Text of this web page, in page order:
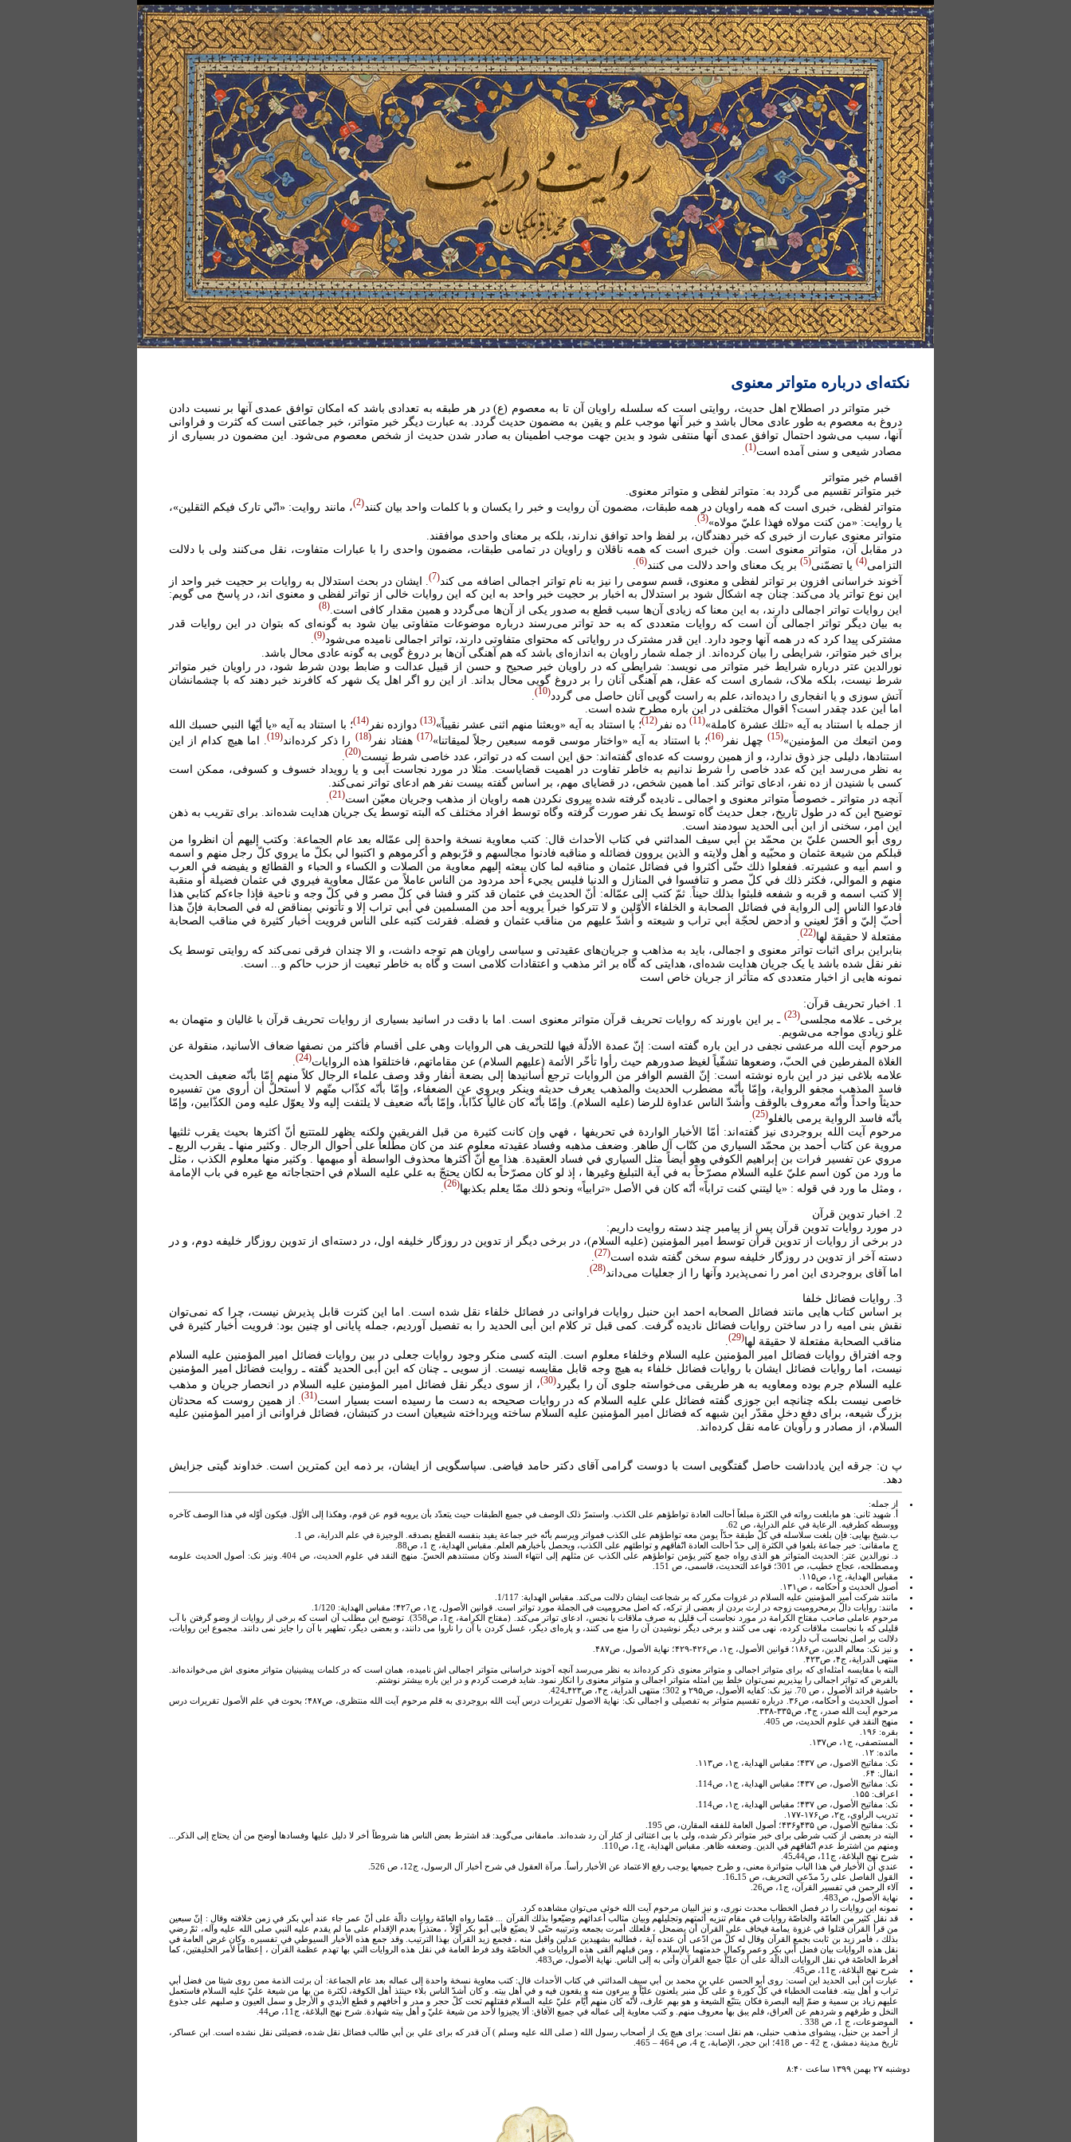
نکته‌ای درباره متواتر معنوی
خبر متواتر در اصطلاح اهل حديث، روايتی است که سلسله راويان آن تا به معصوم (ع) در هر طبقه به تعدادی باشد که امکان توافق عمدی آنها بر نسبت دادن
دروغ به معصوم به طور عادی محال باشد و خبر آنها موجب علم و يقين به مضمون حديث گردد. به عبارت ديگر خبر متواتر، خبر جماعتی است که کثرت و فراوانی
آنها، سبب می‌شود احتمال توافق عمدی آنها منتفی شود و بدين جهت موجب اطمينان به صادر شدن حديث از شخص معصوم می‌شود. اين مضمون در بسياری از
مصادر شيعی و سنی آمده است 1
اقسام خبر متواتر
خبر متواتر تقسيم مى گردد به: متواتر لفظى و متواتر معنوى.
متواتر لفظی، خبری است که همه راويان در همه طبقات، مضمون آن روايت و خبر را يکسان و با کلمات واحد بيان کنند 2 ، مانند روايت: «انّي تارک فيکم الثقلين»،
يا روايت: «من کنت مولاه فهذا عليّ مولاه» 3
متواتر معنوى عبارت از خبرى که خبر دهندگان، بر لفظ واحد توافق ندارند، بلکه بر معناى واحدى موافقند.
در مقابل آن، متواتر معنوى است. وآن خبری است که همه ناقلان و راويان در تمامی طبقات، مضمون واحدی را با عبارات متفاوت، نقل می‌کنند ولى با دلالت
التزامى 4 يا تضمّنی 5 بر يک معناى واحد دلالت مى کنند 6
آخوند خراسانى افزون بر تواتر لفظى و معنوى، قسم سومى را نيز به نام تواتر اجمالى اضافه مى کند 7 . ايشان در بحث استدلال به روايات بر حجيت خبر واحد از
اين نوع تواتر ياد می‌کند: چنان چه اشکال شود بر استدلال به اخبار بر حجيت خبر واحد به اين که اين روايات خالى از تواتر لفظى و معنوى اند، در پاسخ مى گويم:
اين روايات تواتر اجمالى دارند، به اين معنا که زيادى آن‌ها سبب قطع به صدور يکى از آن‌ها مى‌گردد و همين مقدار کافى است.
8
به بيان ديگر تواتر اجمالی آن است که روايات متعددی که به حد تواتر می‌رسند درباره موضوعات متفاوتی بيان شود به گونه‌ای که بتوان در اين روايات قدر
مشترکی پيدا کرد که در همه آنها وجود دارد. اين قدر مشترک در رواياتی که محتوای متفاوتی دارند، تواتر اجمالی ناميده می‌شود 9
براى خبر متواتر، شرايطى را بيان کرده‌اند. از جمله شمار راويان به اندازه‌اى باشد که هم آهنگى آن‌ها بر دروغ گويى به گونه عادى محال باشد.
نورالدين عتر درباره شرايط خبر متواتر مى نويسد: شرايطى که در راويان خبر صحيح و حسن از قبيل عدالت و ضابط بودن شرط شود، در راويان خبر متواتر
شرط نيست، بلکه ملاک، شمارى است که عقل، هم آهنگى آنان را بر دروغ گويى محال بداند. از اين رو اگر اهل يک شهر که کافرند خبر دهند که با چشمانشان
آتش سوزى و يا انفجارى را ديده‌اند، علم به راست گويى آنان حاصل مى گردد 10
اما اين عدد چقدر است؟ اقوال مختلفی در اين باره مطرح شده است.
از جمله با استناد به آيه «تلك عشرة كاملة» 11 ده نفر 12 ؛ با استناد به آيه «وبعثنا منهم اثنی عشر نقيباً» 13 دوازده نفر 14 ؛ با استناد به آيه «يا أيّها النبي حسبك الله
ومن اتبعك من المؤمنين» 15 چهل نفر 16 ؛ با استناد به آيه «واختار موسی قومه سبعين رجلاً لميقاتنا» 17 هفتاد نفر 18 را ذکر کرده‌اند 19
. اما هيچ کدام از اين
استنادها، دليلی جز ذوق ندارد، و از همين روست که عده‌ای گفته‌اند: حق اين است که در تواتر، عدد خاصى شرط نيست 20
به نظر می‌رسد اين که عدد خاصی را شرط ندانيم به خاطر تفاوت در اهميت قضاياست. مثلا در مورد نجاست آبی و يا رويداد خسوف و کسوفی، ممکن است
کسی با شنيدن از ده نفر، ادعای تواتر کند. اما همين شخص، در قضايای مهم، بر اساس گفته بيست نفر هم ادعای تواتر نمی‌کند.
آنچه در متواتر ـ خصوصاً متواتر معنوی و اجمالی ـ ناديده گرفته شده پيروی نکردن همه راويان از مذهب وجريان معيّن است 21
توضيح اين که در طول تاريخ، جعل حديث گاه توسط يک نفر صورت گرفته وگاه توسط افراد مختلف که البته توسط يک جريان هدايت شده‌اند. برای تقريب به ذهن
اين امر، سخنی از ابن أبی الحديد سودمند است.
روى أبو الحسن عليّ بن محمّد بن أبي سيف المدائني في كتاب الأحداث قال‏: كتب معاوية نسخة واحدة إلى عمّاله بعد عام الجماعة: وكتب إليهم أن انظروا من
قبلكم من شيعة عثمان و محبّيه و أهل ولايته و الذين يروون فضائله و مناقبه فادنوا مجالسهم و قرّبوهم و أكرموهم و اكتبوا لي بكلّ ما يروي كلّ رجل منهم و اسمه
و اسم أبيه و عشيرته. ففعلوا ذلك حتّى أكثروا في فضائل عثمان و مناقبه لما كان يبعثه إليهم معاوية من الصلات و الكساء و الحباء و القطائع و يفيضه في العرب
منهم و الموالي، فكثر ذلك في كلّ مصر و تنافسوا في المنازل و الدنيا فليس يجي‏ء أحد مردود من الناس عاملاً من عمّال معاوية فيروي في عثمان فضيلة أو منقبة
إلا كتب اسمه و قربه و شفعه فلبثوا بذلك حيناً. ثمّ كتب إلى عمّاله: أنّ الحديث في عثمان قد كثر و فشا في كلّ مصر و في كلّ وجه و ناحية فإذا جاءكم كتابي هذا
فادعوا الناس إلى الرواية في فضائل الصحابة و الخلفاء الأوّلين و لا تتركوا خبراً يرويه أحد من المسلمين في أبي تراب إلا و تأتوني بمناقض له في الصحابة فإنّ هذا
أحبّ إليّ و أقرّ لعيني و أدحض لحجّة أبي تراب و شيعته و أشدّ عليهم من مناقب عثمان و فضله. فقرئت كتبه على الناس فرويت أخبار كثيرة في مناقب الصحابة
مفتعلة لا حقيقة لها 22
بنابراين برای اثبات تواتر معنوی و اجمالی، بايد به مذاهب و جريان‌های عقيدتی و سياسی راويان هم توجه داشت، و الا چندان فرقی نمی‌کند که روايتی توسط يک
نفر نقل شده باشد يا يک جريان هدايت شده‌ای، هدايتی که گاه بر اثر مذهب و اعتقادات کلامی است و گاه به خاطر تبعيت از حزب حاکم و... است.
نمونه هايی از اخبار متعددی که متأثر از جريان خاص است
1. اخبار تحريف قرآن:
برخی ـ علامه مجلسی 23
ـ بر اين باورند که روايات تحريف قرآن متواتر معنوی است. اما با دقت در اسانيد بسياری از روايات تحريف قرآن با غاليان و متهمان به
غلو زيادی مواجه می‌شويم.
مرحوم آيت الله مرعشی نجفی در اين باره گفته است: إنّ عمدة الأدلّة فيها للتحريف هي الروايات وهي على أقسام فأكثر من نصفها ضعاف الأسانيد، منقولة عن
الغلاة المفرطين في الحبّ، وضعوها تشفّياً لغيظ صدورهم حيث رأوا تأخّر الأئمة (عليهم السلام) عن مقاماتهم، فاختلقوا هذه الروايات‏ 24
علامه بلاغی نيز در اين باره نوشته است: إنّ القسم الوافر من الروايات ترجع أسانيدها إلى بضعة أنفار وقد وصف علماء الرجال كلاً منهم إمّا بأنّه ضعيف الحديث
فاسد المذهب مجفو الرواية، وإمّا بأنّه مضطرب الحديث والمذهب يعرف حديثه وينكر ويروي عن الضعفاء، وإمّا بأنّه كذّاب متّهم لا أستحلّ أن أروي من تفسيره
حديثاً واحداً وأنّه معروف بالوقف وأشدّ الناس عداوة للرضا (عليه السلام). وإمّا بأنّه كان غالياً كذّاباً، وإمّا بأنّه ضعيف لا يلتفت إليه ولا يعوّل عليه ومن الكذّابين، وإمّا
بأنّه فاسد الرواية يرمى بالغلو 25
مرحوم آيت الله بروجردی نيز گفته‌اند: أمّا الأخبار الواردة في تحريفها ، فهي وإن كانت كثيرة من قبل الفريقين ولكنه يظهر للمتتبع أنّ أكثرها بحيث يقرب ثلثيها
مروية عن كتاب أحمد بن محمّد السياري من كتّاب آل طاهر. وضعف مذهبه وفساد عقيدته معلوم عند من كان مطّلعاً على أحوال الرجال . وكثير منها ـ يقرب الربع ـ
مروي عن تفسير فرات بن إبراهيم الكوفي وهو أيضاً مثل السياري في فساد العقيدة. هذا مع أنّ أكثرها محذوف الواسطة أو مبهمها . وكثير منها معلوم الكذب ، مثل
ما ورد من كون اسم عليّ عليه السلام مصرّحاً به في آية التبليغ وغيرها ، إذ لو كان مصرّحاً به لكان يحتجّ به علي عليه السلام في احتجاجاته مع غيره في باب الإمامة
، ومثل ما ورد في قوله : «يا ليتني كنت تراباً» أنّه كان في الأصل «ترابياً» ونحو ذلك ممّا يعلم بكذبها 26
2. اخبار تدوين قرآن
در مورد روايات تدوين قرآن پس از پيامبر چند دسته روايت داريم:
در برخی از روايات از تدوين قرآن توسط امير المؤمنين (عليه السلام)، در برخی ديگر از تدوين در روزگار خليفه اول، در دسته‌ای از تدوين روزگار خليفه دوم، و در
دسته آخر از تدوين در روزگار خليفه سوم سخن گفته شده است 27
اما آقای بروجردی اين امر را نمی‌پذيرد وآنها را از جعليات می‌داند 28
3. روايات فضائل خلفا
بر اساس کتاب هايی مانند فضائل الصحابه احمد ابن حنبل روايات فراوانی در فضائل خلفاء نقل شده است. اما اين کثرت قابل پذيرش نيست، چرا که نمی‌توان
نقش بنی اميه را در ساختن روايات فضائل ناديده گرفت. کمی قبل تر کلام ابن أبی الحديد را به تفصيل آورديم، جمله پايانی او چنين بود: فرويت أخبار كثيرة في
مناقب الصحابة مفتعلة لا حقيقة لها 29
.
وجه افتراق روايات فضائل امير المؤمنين عليه السلام وخلفاء معلوم است. البته کسی منکر وجود روايات جعلی در بين روايات فضائل امير المؤمنين عليه السلام
نيست، اما روايات فضائل ايشان با روايات فضائل خلفاء به هيچ وجه قابل مقايسه نيست. از سويی ـ چنان که ابن أبی الحديد گفته ـ روايت فضائل امير المؤمنين
عليه السلام جرم بوده ومعاويه به هر طريقی می‌خواسته جلوی آن را بگيرد 30 ، از سوی ديگر نقل فضائل امير المؤمنين عليه السلام در انحصار جريان و مذهب
خاصی نيست بلکه چنانچه ابن جوزی گفته فضائل علي عليه السلام که در روايات صحيحه به دست ما رسيده است بسيار است 31 . از همين روست که محدثان
بزرگ شيعه، برای دفعِ دخلِ مقدّر اين شبهه که فضائل امير المؤمنين عليه السلام ساخته وپرداخته شيعيان است در کتبشان، فضائل فراوانی از امير المؤمنين عليه
السلام، از مصادر و راويان عامه نقل کرده‌اند.
پ ن: جرقه اين يادداشت حاصل گفتگويی است با دوست گرامی آقای دکتر حامد فياضی. سپاسگويی از ايشان، بر ذمه اين کمترين است. خداوند گيتی جزايش
دهد.
از جمله:
أ. شهيد ثانى: هو مابلغت رواته في الکثرة مبلغاً أحالت العادة تواطؤهم على الکذب. واستمرّ ذلک الوصف في جميع الطبقات حيث يتعدّد بأن يرويه قوم عن قوم، وهکذا إلى الأوّل. فيکون أوّله في هذا الوصف کآخره
ووسطه کطرفيه. الرعاية في علم الدراية، ص 62.
ب.شيخ بهايى: فإن بلغت سلاسله في کلّ طبقة حدّاً يومن معه تواطؤهم على الکذب فمواتر ويرسم بأنّه خبر جماعة يفيد بنفسه القطع بصدقه. الوجيزة في علم الدراية، ص 1.
ج مامقانى: خبر جماعة بلغوا في الکثرة إلى حدّ أحالت العادة اتّفاقهم و تواطئهم على الکذب، ويحصل بأخبارهم العلم. مقباس الهداية، ج 1، ص88.
د. نورالدين عتر: الحديث المتواتر هو الذى رواه جمع کثير يؤمن تواطؤهم على الکذب عن مثلهم إلى انتهاء السند وکان مستندهم الحسّ. منهج النقد في علوم الحديث، ص 404. ونيز نک: أصول الحديث علومه
ومصطلحه، عجاج خطيب، ص 301؛ قواعد التحديث، قاسمى، ص 151.
مقباس الهداية، ج۱، ص۱۱۵.
أصول الحديث و أحکامه ، ص۱۳۱.
مانند شرکت أمير المؤمنين عليه السلام در غزوات مکرر که بر شجاعت ايشان دلالت می‌کند. مقباس الهداية: 1/117.
مانند: روايات دالّ برمحروميت زوجه در ارث بردن از بعضى از ترکه، که اصل محروميت فى الجملة مورد تواتر است. قوانين الأصول، ج۱، ص۴۲7؛ مقباس الهداية: 1/120.
مرحوم عاملی صاحب مفتاح الکرامة در مورد نجاست آب قليل به صرف ملاقات با نجس، ادعای تواتر می‌کند. (مفتاح الکرامة، ج1، ص358). توضيح اين مطلب آن است که برخى از روايات از وضو گرفتن با آب
قليلى که با نجاست ملاقات کرده، نهى مى کنند و برخى ديگر نوشيدن آن را منع مى کنند، و پاره‌اى ديگر، غسل کردن با آن را ناروا مى دانند، و بعضى ديگر، تطهير با آن را جايز نمى دانند. مجموع اين روايات،
دلالت بر اصل نجاست آب دارد.
و نيز نک: معالم الدين، ص۱۸۶؛ قوانين الأصول، ج۱، ص۴۲۶-۴۲۹؛ نهاية الأصول، ص۴۸۷.
منتهی الدراية، ج۴، ص۴۲۳.
البته با مقايسه امثله‌ای که برای متواتر اجمالی و متواتر معنوی ذکر کرده‌اند به نظر می‌رسد آنچه آخوند خراسانی متواتر اجمالی اش ناميده، همان است که در کلمات پيشينيان متواتر معنوی اش می‌خوانده‌اند.
بالفرض که تواتر اجمالی را بپذيريم نمی‌توان خلط بين امثله متواتر اجمالی و متواتر معنوی را انکار نمود. شايد فرصت کردم و در اين باره بيشتر نوشتم.
حاشية فرائد الأصول ، ص 70. نيز نک: کفايه الأصول، ص۲۹۵ و 302؛ منتهی الدراية، ج۴، ص۴۲۳ـ424.
أصول الحديث و أحکامه، ص۳۶. درباره تقسيم متواتر به تفصيلی و اجمالی نک: نهاية الاصول تقريرات درس آيت الله بروجردی به قلم مرحوم آيت الله منتظری، ص۴۸۷؛ بحوث في علم الأصول تقريرات درس
مرحوم آيت الله صدر، ج۴، ص۳۳۵-۳۳۸.
منهج النقد في علوم الحديث، ص 405.
بقره: ۱۹۶.
المستصفی، ج۱، ص۱۳۷.
مائده: ۱۲.
نک: مفاتيح الاصول، ص ۴۳۷؛ مقباس الهداية، ج۱، ص۱۱۳.
انفال: ۶۴.
نک: مفاتيح الأصول، ص ۴۳۷؛ مقباس الهداية، ج۱، ص114.
اعراف: ۱۵۵.
نک: مفاتيح الأصول، ص ۴۳۷؛ مقباس الهداية، ج۱، ص114.
تدريب الراوی، ج۲، ص۱۷۶-۱۷۷.
نک: مفاتيح الأصول، ص ۴۳۵و۴۳۶؛ أصول العامة للفقه المقارن، ص 195.
البته در بعضی از کتب شرطی برای خبر متواتر ذکر شده، ولی با بی اعتنائی از کنار آن رد شده‌اند. مامقانی می‌گويد: قد اشترط بعض الناس هنا شروطاً أخر لا دليل عليها وفسادها أوضح من أن يحتاج إلی الذکر...
ومنهم من اشترط عدم اتّفاقهم في الدين. وضعفه ظاهر. مقباس الهداية، ج1، ص110.
شرح نهج البلاغة، ج‏11، ص44ـ45.
عندي أن الأخبار في هذا الباب متواترة معنى، و طرح جميعها يوجب رفع الاعتماد عن الأخبار رأساً. مرآة العقول في شرح أخبار آل الرسول، ج‏12، ص 526.
القول الفاصل على ردّ مدّعي التحريف، ص 15ـ16.
آلاء الرحمن في تفسير القرآن، ج1، ص26.
نهاية الأصول، ص483.
نمونه اين روايات را در فصل الخطاب محدث نوری، و نيز البيان مرحوم آيت الله خوئی می‌توان مشاهده کرد.
قد نقل كثير من العامّة والخاصّة روايات في مقام تنزيه أئمتهم وتجليلهم وبيان مثالب أعدائهم وضيّعوا بذلك القرآن ... فمّما رواه العامّة روايات دالّة على أنّ عمر جاء عند أبي بكر في زمن خلافته وقال : إنّ سبعين
من قرأ القرآن قتلوا في غزوة يمامة فيخاف على القرآن أن يضمحل ، فلعلك أمرت بجمعه وترتيبه حتّى لا يضيّع فأبى أبو بكر أوّلاً ، معتذراً بعدم الإقدام على ما لم يقدم عليه النبي صلى الله عليه وآله، ثمّ رضي
بذلك ، فأمر زيد بن ثابت بجمع القرآن وقال له كلّ من ادّعى أن عنده آية ، فطالبه بشهيدين عدلين واقبل منه ، فجمع زيد القرآن بهذا الترتيب. وقد جمع هذه الأخبار السيوطي في تفسيره. وكان غرض العامة في
نقل هذه الروايات بيان فضل أبي بكر وعمر وكمال خدمتهما بالإسلام ، ومن قبلهم ألقى هذه الروايات في الخاصّة وقد فرط العامة في نقل هذه الروايات التي بها تهدم عظمة القرآن ، إعظاماً لأمر الخليفتين، كما
أفرط الخاصّة في نقل الروايات الدالّة على أن عليّاً جمع القرآن وأتى به إلى الناس. نهاية الأصول، ص483.
شرح نهج البلاغة، ج‏11، ص45.
عبارت ابن أبی الحديد اين است: روى أبو الحسن علي بن محمد بن أبي سيف المدائني في كتاب الأحداث قال‏: كتب معاوية نسخة واحدة إلى عماله بعد عام الجماعة: أن برئت الذمة ممن روى شيئا من فضل أبي
تراب و أهل بيته. فقامت الخطباء في كلّ كورة و على كلّ منبر يلعنون عليّاً و يبرءون منه و يقعون فيه و في أهل بيته. و كان أشدّ الناس بلاء حينئذ أهل الكوفة، لكثرة من بها من شيعة عليّ عليه السلام فاستعمل
عليهم زياد بن سمية و ضمّ إليه البصرة فكان يتتبّع الشيعة و هو بهم عارف، لأنّه كان منهم أيّام عليّ عليه السلام فقتلهم تحت كلّ حجر و مدر و أخافهم و قطع الأيدي و الأرجل و سمل العيون و صلبهم على جذوع
النخل و طرفهم و شردهم عن العراق، فلم يبق بها معروف منهم. و كتب معاوية إلى عماله في جميع الآفاق: ألا يجيزوا لأحد من شيعة عليّ و أهل بيته شهادة. شرح نهج البلاغة، ‏ج11، ص44.
الموضوعات، ج 1، ص 338 .
از أحمد بن حنبل، پيشوای مذهب حنبلی، هم نقل است: برای هيچ يک از أصحاب رسول الله ( صلى الله عليه وسلم ) آن قدر که برای علي بن أبي طالب فضائل نقل شده، فضيلتی نقل نشده است. ابن عساكر،
تاريخ مدينة دمشق، ج 42 - ص 418؛ ابن حجر، الإصابة، ج 4، ص 464 – 465.
دوشنبه ۲۷ بهمن ۱۳۹۹ ساعت ۸:۴۰